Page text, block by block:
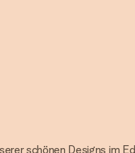
schönen Designs im